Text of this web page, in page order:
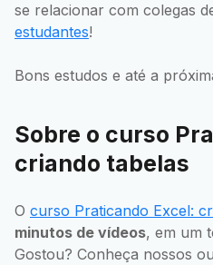
se relacionar com colegas
estudantes!
Bons estudos e até a
Sobre o curso
criando tabelas
O curso Praticando Excel:
minutos de vídeos, em um
Gostou? Conheça nossos